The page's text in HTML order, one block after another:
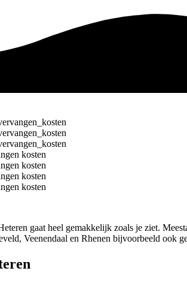
gaat heel gemakkelijk zoals je ziet.
Veenendaal en Rhenen bijvoorbeeld ook